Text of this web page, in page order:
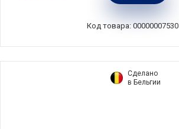
Код товара: 00000007530
Сделано
в Бельгии